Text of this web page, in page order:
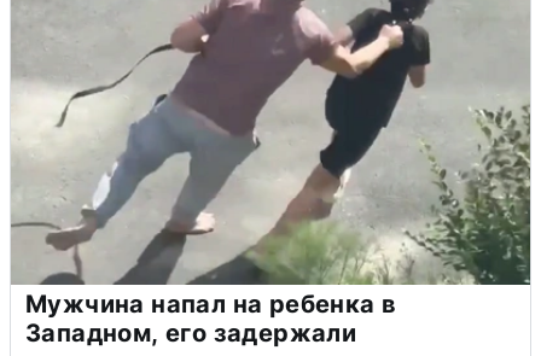
Мужчина напал на ребенка в
Западном, его задержали